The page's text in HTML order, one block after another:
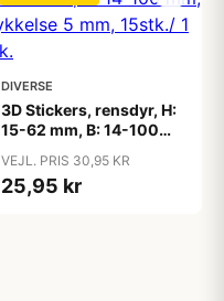
DIVERSE
3D Stickers, rensdyr, H:
15-62 mm, B: 14-100
15stk./ 1 pk.
VEJL. PRIS 30,95 KR
25,95 kr